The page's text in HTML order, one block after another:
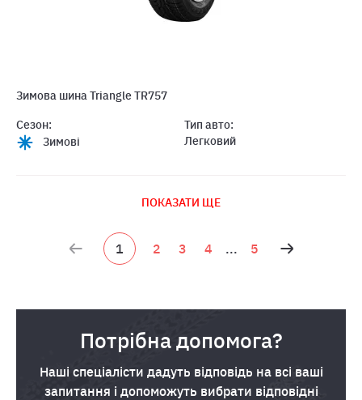
Зимова шина Triangle TR757
Сезон:
Зимові
Тип авто:
Легковий
ПОКАЗАТИ ЩЕ
1 2 3 4 ... 5
Потрібна допомога?
Наші спеціалісти дадуть відповідь на всі ваші
запитання і допоможуть вибрати відповідні